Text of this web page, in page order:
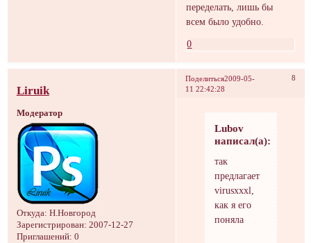
переделать, лишь бы
всем было удобно.
0
Поделиться 8
2009-05-
11 22:42:28
Liruik
Модератор
Откуда: Н.Новгород
Зарегистрирован: 2007-12-27
Приглашений: 0
Lubov
написал(а):
так
предлагает
virusxxxl,
как я его
поняла